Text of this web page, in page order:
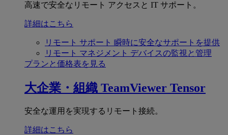
高速で安全なリモート アクセスと IT サポート。
詳細はこちら
リモート サポート 瞬時に安全なサポートを提供
リモート マネジメント デバイスの監視と管理
プランと価格表を見る
大企業・組織 TeamViewer Tensor
安全な運用を実現するリモート接続。
詳細はこちら